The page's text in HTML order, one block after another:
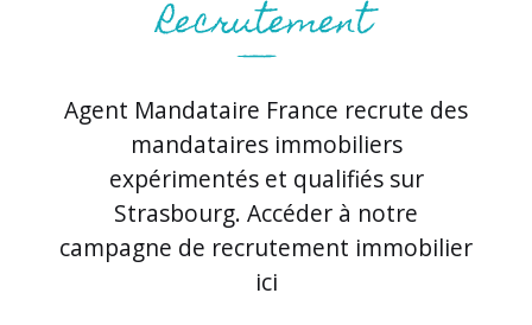
Agent Mandataire France recrute des
mandataires immobiliers
expérimentés et qualifiés sur
Strasbourg. Accéder à notre
campagne de recrutement immobilier
ici